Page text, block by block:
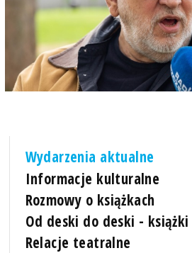
Wydarzenia aktualne
Informacje kulturalne
Rozmowy o książkach
Od deski do deski -
Relacje teatralne